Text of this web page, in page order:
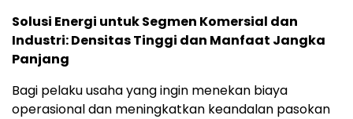
Solusi Energi untuk Segmen Komersial dan
Industri: Densitas Tinggi dan Manfaat Jangka
Panjang
Bagi pelaku usaha yang ingin menekan biaya
operasional dan meningkatkan keandalan pasokan